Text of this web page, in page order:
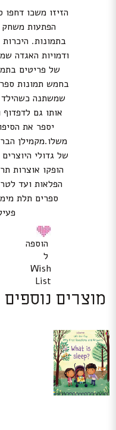
הזיזו משכו דחפו
הפתעות משחק
בתמונות.
ודמויות האגדה
של פריטים
בחמש תמונות
שמשתנה כשהילד
אותו גם
יספר את
משלו.מקמילן
הופקו אוצרות
הפלאות ועד
ספרים תלת
הוספה
ל
Wish
List
מוצרים נוספים